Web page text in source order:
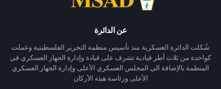
عن الدائرة
شُكلت الدائرة العسكرية منذ تأسيس منظمة التحرير الفلسطينية وعملت
كواحدة من ثلاث أطر قيادية تشرف على قيادة وإدارة الجهاز العسكري في
المنظمة بالإضافة الى المجلس العسكري الأعلى وإدارة الجهاز العسكري
الأعلى ورئاسة هيئة الأركان